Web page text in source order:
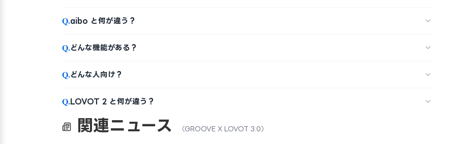
Q.aibo と何が違う？
Q.どんな機能がある？
Q.どんな人向け？
Q.LOVOT 2 と何が違う？
関連ニュース （GROOVE X LOVOT 3.0）